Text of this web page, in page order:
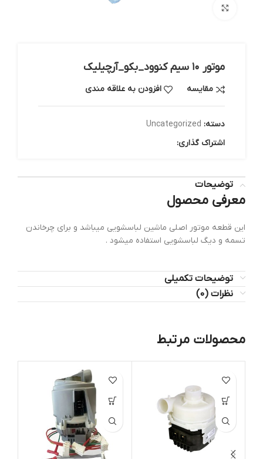
موتور ۱۰ سیم کنوود_بکو_آرچیلیک
مقایسه افزودن به علاقه مندی
دسته: Uncategorized
اشتراک گذاری:
توضیحات
معرفی محصول
این قطعه موتور اصلی ماشین لباسشویی میباشد و برای چرخاندن
تسمه و دیگ لباسشویی استفاده میشود .
توضیحات تکمیلی
نظرات (0)
محصولات مرتبط